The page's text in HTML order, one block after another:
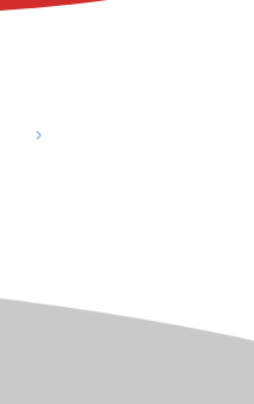
<